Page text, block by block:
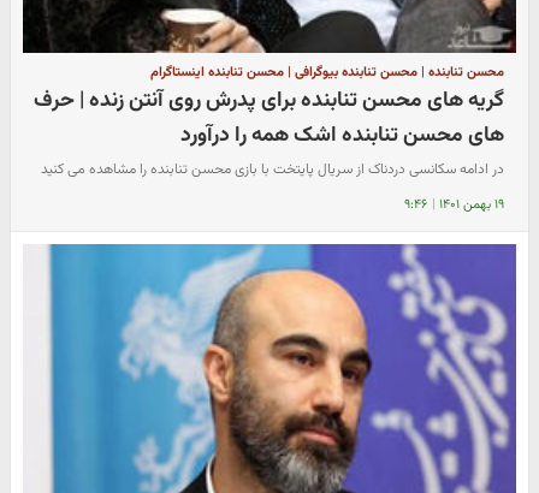
محسن تنابنده | محسن تنابنده بیوگرافی | محسن تنابنده اینستاگرام
گریه های محسن تنابنده برای پدرش روی آنتن زنده | حرف
های محسن تنابنده اشک همه را درآورد
در ادامه سکانسی دردناک از سریال پایتخت با بازی محسن تنابنده را مشاهده می کنید
۱۹ بهمن ۱۴۰۱ | ۹:۴۶